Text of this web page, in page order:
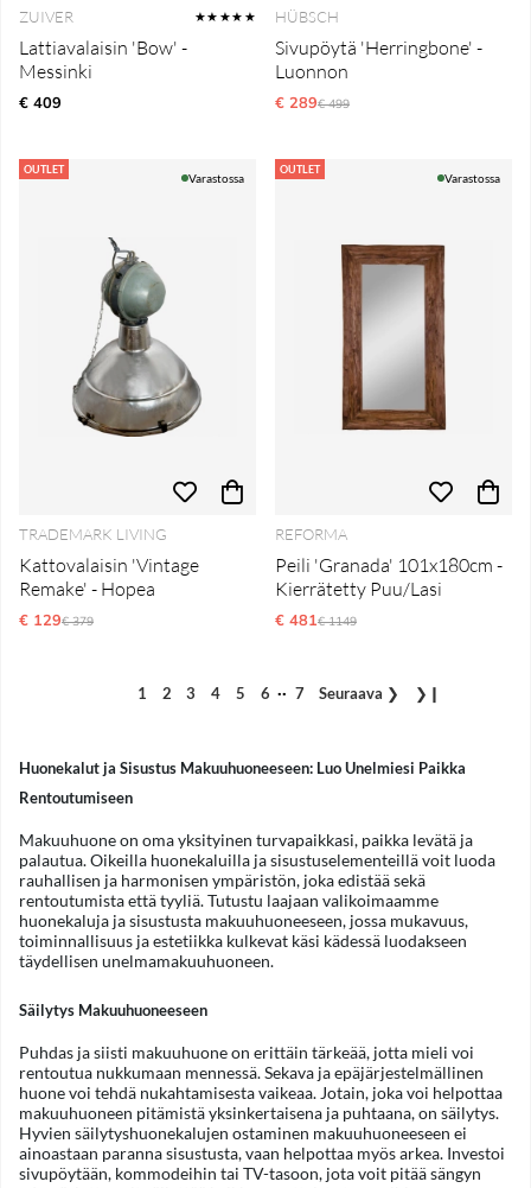
ZUIVER ★★★★★
Lattiavalaisin 'Bow' -
Messinki
€ 409
HÜBSCH
Sivupöytä 'Herringbone' -
Luonnon
€ 289Normaali hinta
€ 499
OUTLET
Varastossa
TRADEMARK LIVING
Kattovalaisin 'Vintage
Remake' - Hopea
€ 129Normaali hinta
€ 379
OUTLET
Varastossa
REFORMA
Peili 'Granada' 101x180cm -
Kierrätetty Puu/Lasi
€ 481Normaali hinta
€ 1149
1 2 3 4 5 6 .. 7 Seuraava ❯ ❯❙
Huonekalut ja Sisustus Makuuhuoneeseen: Luo Unelmiesi Paikka
Rentoutumiseen
Makuuhuone on oma yksityinen turvapaikkasi, paikka levätä ja
palautua. Oikeilla huonekaluilla ja sisustuselementeillä voit luoda
rauhallisen ja harmonisen ympäristön, joka edistää sekä
rentoutumista että tyyliä. Tutustu laajaan valikoimaamme
huonekaluja ja sisustusta makuuhuoneeseen, jossa mukavuus,
toiminnallisuus ja estetiikka kulkevat käsi kädessä luodakseen
täydellisen unelmamakuuhuoneen.
Säilytys Makuuhuoneeseen
Puhdas ja siisti makuuhuone on erittäin tärkeää, jotta mieli voi
rentoutua nukkumaan mennessä. Sekava ja epäjärjestelmällinen
huone voi tehdä nukahtamisesta vaikeaa. Jotain, joka voi helpottaa
makuuhuoneen pitämistä yksinkertaisena ja puhtaana, on säilytys.
Hyvien säilytyshuonekalujen ostaminen makuuhuoneeseen ei
ainoastaan paranna sisustusta, vaan helpottaa myös arkea. Investoi
sivupöytään, kommodeihin tai TV-tasoon, jota voit pitää sängyn